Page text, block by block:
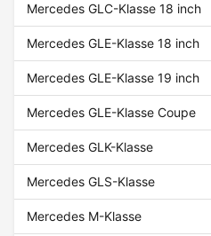
Mercedes GLC-Klasse 18 inch
Mercedes GLE-Klasse 18 inch
Mercedes GLE-Klasse 19 inch
Mercedes GLE-Klasse Coupe
Mercedes GLK-Klasse
Mercedes GLS-Klasse
Mercedes M-Klasse